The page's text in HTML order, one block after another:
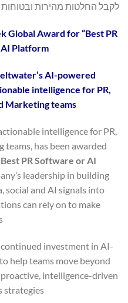
לקבל החלטות מהירות ובטוחות
Global Award for “Best PR
Platform”
AI-powered
intelligence for PR,
Marketing teams
intelligence for PR,
has been awarded
Best PR Software or AI
leadership in building
social and AI signals into
can rely on to make
investment in AI-
help teams move beyond
intelligence-driven